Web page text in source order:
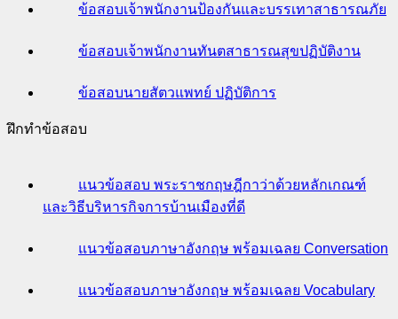
ข้อสอบเจ้าพนักงานป้องกันและบรรเทาสาธารณภัย
ข้อสอบเจ้าพนักงานทันตสาธารณสุขปฏิบัติงาน
ข้อสอบนายสัตวแพทย์ ปฏิบัติการ
ฝึกทำข้อสอบ
แนวข้อสอบ พระราชกฤษฎีกาว่าด้วยหลักเกณฑ์
และวิธีบริหารกิจการบ้านเมืองที่ดี
แนวข้อสอบภาษาอังกฤษ พร้อมเฉลย Conversation
แนวข้อสอบภาษาอังกฤษ พร้อมเฉลย Vocabulary